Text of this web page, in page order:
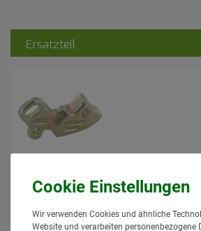
Ersatzteil
Walterscheid
inkl. MwSt. zzgl. Versand
Wir verwenden Cookies und ähnliche
Website und verarbeiten personenbezogene